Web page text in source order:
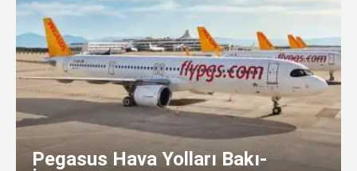
Pegasus Hava Yolları Bakı-